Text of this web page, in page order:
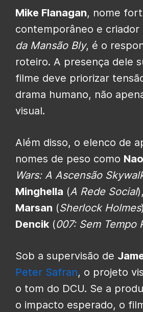
Mike Flanagan, nome
contemporâneo e criador
da Mansão Bly, é o
roteiro. A presença dele
filme deve priorizar
drama humano, não
visual.
Além disso, o elenco de
nomes de peso como
Wars: A Ascensão
Minghella (A Rede Social),
Marsan (Sherlock Holmes
Dencik (007: Sem Tempo
Sob a supervisão de
Peter Safran, o projeto
o tom do DCU. Se a
o impacto esperado, o